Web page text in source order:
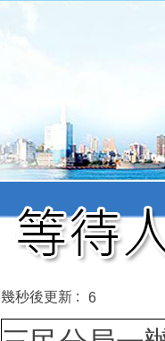
幾秒後更新 : 6